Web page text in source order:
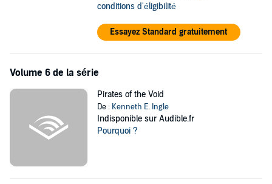
conditions d'éligibilité
Essayez Standard gratuitement
Volume 6 de la série
Pirates of the Void
De : Kenneth E. Ingle
Indisponible sur Audible.fr
Pourquoi ?